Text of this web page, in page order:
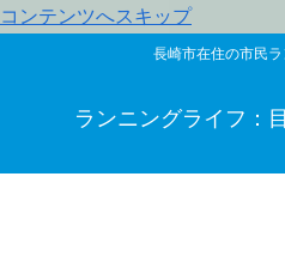
コンテンツへスキップ
長崎市在住の市民
ランニングライフ：